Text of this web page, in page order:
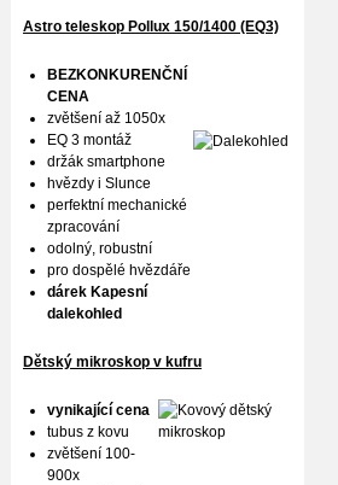
Astro teleskop Pollux 150/1400 (EQ3)
BEZKONKURENČNÍ
CENA
zvětšení až 1050x
EQ 3 montáž
držák smartphone
hvězdy i Slunce
perfektní mechanické
zpracování
odolný, robustní
pro dospělé hvězdáře
dárek Kapesní
dalekohled
Dětský mikroskop v kufru
vynikající cena
tubus z kovu
zvětšení 100-
900x